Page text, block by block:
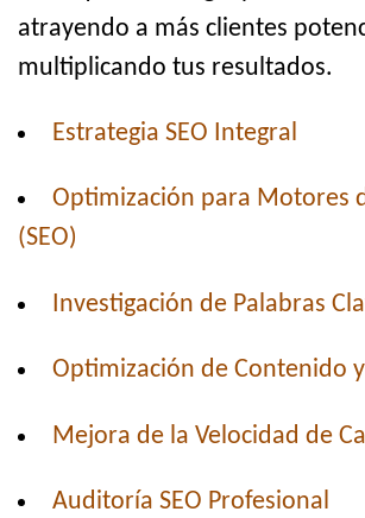
atrayendo a más clientes
multiplicando tus resultados.
Estrategia SEO Integral
Optimización para Motores
(SEO)
Investigación de Palabras
Optimización de Contenido
Mejora de la Velocidad de
Auditoría SEO Profesional